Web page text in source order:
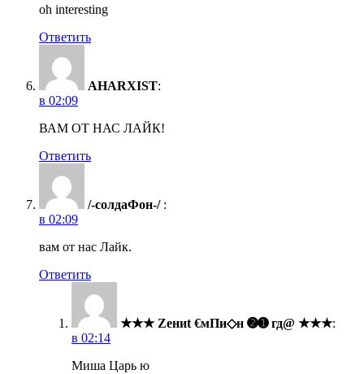
oh interesting
Ответить
AHARXIST:
в 02:09
ВАМ ОТ НАС ЛАЙК!
Ответить
/-солдаФон-/ :
в 02:09
вам от нас Лайк.
Ответить
★★★ Zениt €мПи◇н ➋➊ гд@ ★★★:
в 02:14
Миша Царь ю